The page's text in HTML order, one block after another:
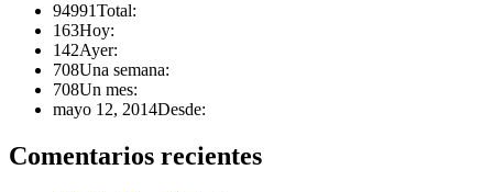
94991Total:
163Hoy:
142Ayer:
708Una semana:
708Un mes:
mayo 12, 2014Desde:
Comentarios recientes